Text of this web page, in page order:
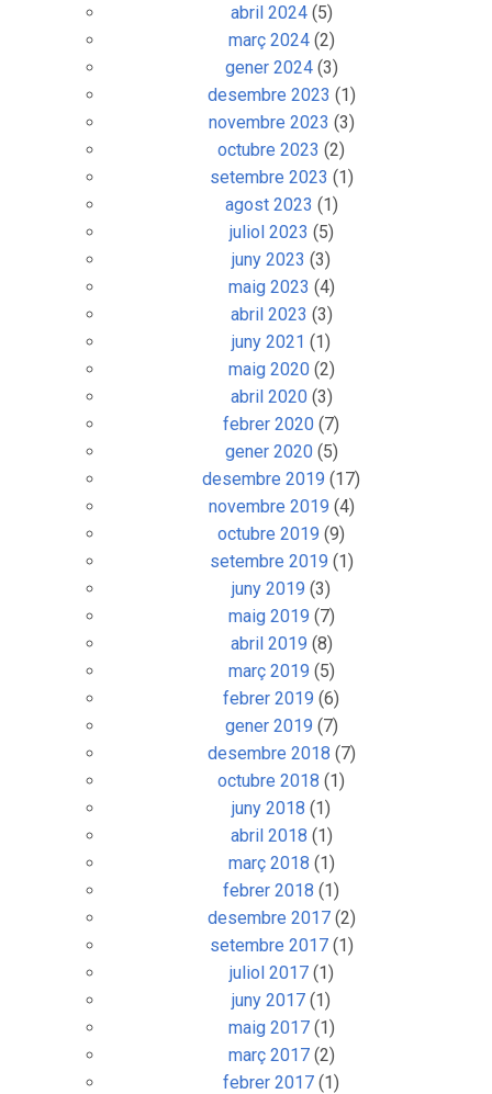
abril 2024(5)
març 2024(2)
gener 2024(3)
desembre 2023 (1)
novembre 2023 (3)
octubre 2023 (2)
setembre 2023 (1)
agost 2023 (1)
juliol 2023 (5)
juny 2023 (3)
maig 2023 (4)
abril 2023 (3)
juny 2021 (1)
maig 2020(2)
abril 2020(3)
febrer 2020 (7)
gener 2020(5)
desembre 2019 (17)
novembre 2019 (4)
octubre 2019 (9)
setembre 2019 (1)
juny 2019 (3)
maig 2019 (7)
abril 2019 (8)
març 2019 (5)
febrer 2019 (6)
gener 2019 (7)
desembre 2018 (7)
octubre 2018 (1)
juny 2018 (1)
abril 2018 (1)
març 2018 (1)
febrer 2018 (1)
desembre 2017(2)
setembre 2017(1)
juliol 2017(1)
juny 2017 (1)
maig 2017(1)
març 2017(2)
febrer 2017 (1)